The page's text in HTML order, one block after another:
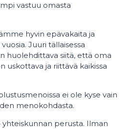
vastuu omasta
hyvin epävakaita ja
Juuri tällaisessa
huolehdittava siitä, että oma
uskottava ja riittävä kaikissa
ei ole kyse vain
menokohdasta.
yhteiskunnan perusta. Ilman